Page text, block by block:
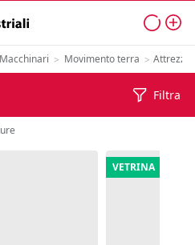
Macchinari > Movimento terra >
Filtra
VETRINA